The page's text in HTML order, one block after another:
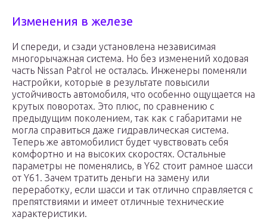
Изменения в железе
И спереди, и сзади установлена независимая
многорычажная система. Но без изменений ходовая
часть Nissan Patrol не осталась. Инженеры поменяли
настройки, которые в результате повысили
устойчивость автомобиля, что особенно ощущается на
крутых поворотах. Это плюс, по сравнению с
предыдущим поколением, так как с габаритами не
могла справиться даже гидравлическая система.
Теперь же автомобилист будет чувствовать себя
комфортно и на высоких скоростях. Остальные
параметры не поменялись, в Y62 стоит рамное шасси
от Y61. Зачем тратить деньги на замену или
переработку, если шасси и так отлично справляется с
препятствиями и имеет отличные технические
характеристики.